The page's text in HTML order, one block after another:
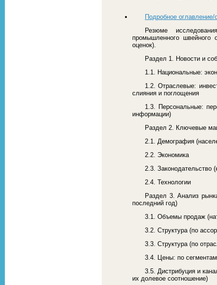
Подробное оглавление/
Резюме
промышленного швейного
оценок).
Раздел 1. Новости и
1.1. Национальные:
1.2. Отраслевые:
слияния и поглощения
1.3. Персональные:
информации)
Раздел 2. Ключевые
2.1. Демография
2.2. Экономика
2.3. Законодательство
2.4. Технологии
Раздел 3. Анализ
последний год)
3.1. Объемы продаж
3.2. Структура (по
3.3. Структура (по
3.4. Цены: по сегментам
3.5. Дистрибуция и
их долевое соотношение)